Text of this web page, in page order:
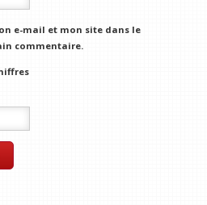
e-mail et mon site dans le
commentaire.